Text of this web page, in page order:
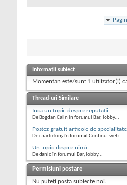
Informații subiect
Momentan este/sunt 1 utilizator(i)
Thread-uri Similare
Inca un topic despre reputatii
De Bogdan Calin în forumul Bar, lobby...
Postez gratuit articole de specialitate
De charlieking în forumul Continut web
Un topic despre nimic
De danic în forumul Bar, lobby...
Permisiuni postare
Nu puteţi posta subiecte noi.